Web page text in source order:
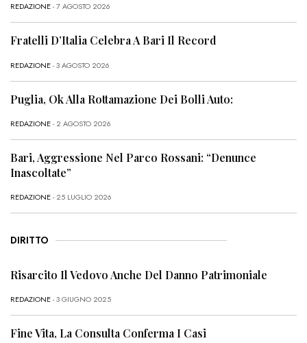
REDAZIONE- 7 AGOSTO 2026
Fratelli D’Italia Celebra A Bari Il Record
REDAZIONE- 3 AGOSTO 2026
Puglia, Ok Alla Rottamazione Dei Bolli Auto:
REDAZIONE- 2 AGOSTO 2026
Bari, Aggressione Nel Parco Rossani: “Denunce
Inascoltate”
REDAZIONE- 25 LUGLIO 2026
DIRITTO
Risarcito Il Vedovo Anche Del Danno Patrimoniale
REDAZIONE- 3 GIUGNO 2025
Fine Vita, La Consulta Conferma I Casi